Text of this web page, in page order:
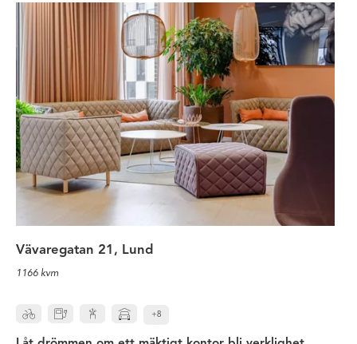
Låt drömmen om ett mäktigt
Vävaregatan 21, Lund
1166 kvm
+8